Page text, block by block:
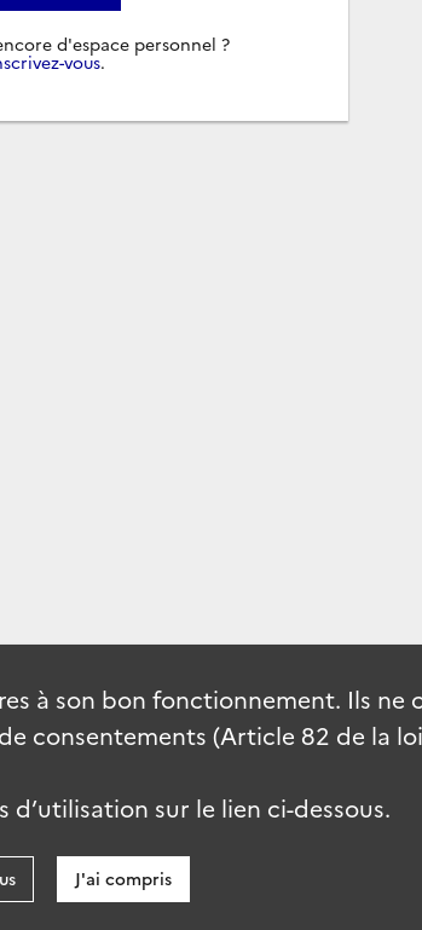
d'espace personnel ?
vous.
à son bon fonctionnement. Ils ne
consentements (Article 82 de la
sur le lien ci-dessous.
J'ai compris